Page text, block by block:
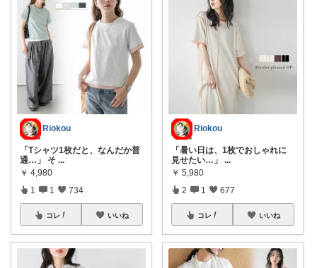
Riokou
「Tシャツ1枚だと、なんだか普
通…」 そ ...
￥ 4,980
1 1 734
コレ いいね
Riokou
「暑い日は、1枚でおしゃれに
見せたい…」 ...
￥ 5,980
2 1 677
コレ いいね